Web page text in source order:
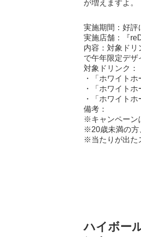
が増えますよ。
実施期間：好
実施店舗：『
内容：対象ド
で午年限定デザ
対象ドリンク：
・「ホワイトホ
・「ホワイト
・「ホワイト
備考：
※キャンペーン
※20歳未満の方
※当たりが出た
ハイボー